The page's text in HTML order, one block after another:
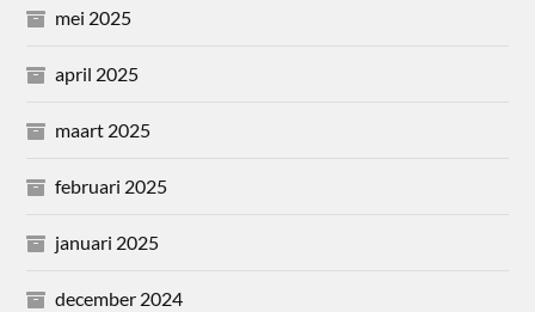
mei 2025
april 2025
maart 2025
februari 2025
januari 2025
december 2024